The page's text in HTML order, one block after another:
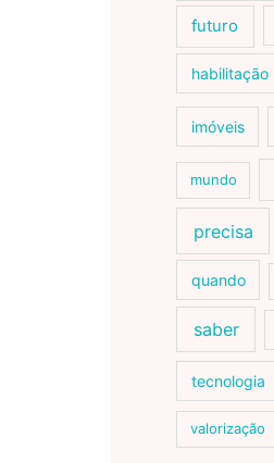
futuro
habilitação
imóveis
mundo
precisa
quando
saber
tecnologia
valorização